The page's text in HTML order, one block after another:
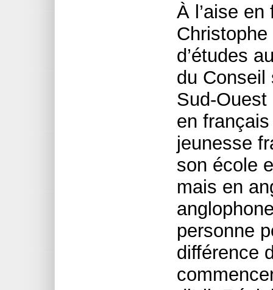
À l’aise
d’études
du Conseil
Sud-
en
jeunesse
son école
mais en
personne
différence